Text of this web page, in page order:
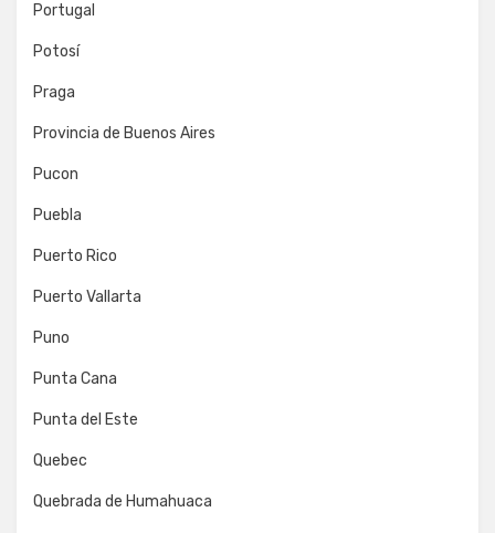
Portugal
Potosí
Praga
Provincia de Buenos Aires
Pucon
Puebla
Puerto Rico
Puerto Vallarta
Puno
Punta Cana
Punta del Este
Quebec
Quebrada de Humahuaca